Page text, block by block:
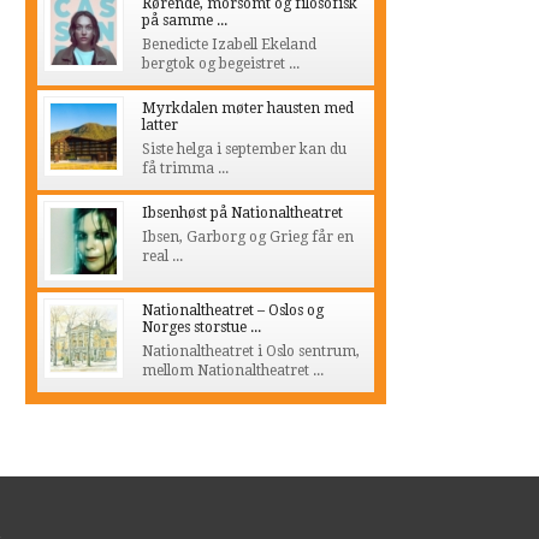
Rørende, morsomt og filosofisk
på samme ...
Benedicte Izabell Ekeland
bergtok og begeistret ...
Myrkdalen møter hausten med
latter
Siste helga i september kan du
få trimma ...
Ibsenhøst på Nationaltheatret
Ibsen, Garborg og Grieg får en
real ...
Nationaltheatret – Oslos og
Norges storstue ...
Nationaltheatret i Oslo sentrum,
mellom Nationaltheatret ...